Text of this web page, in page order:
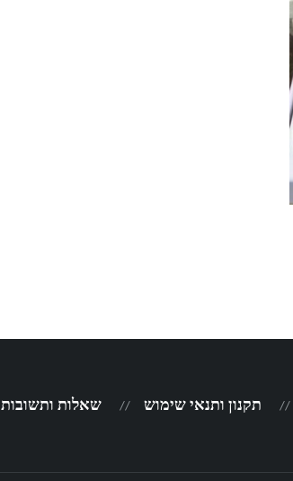
תקנון ותנאי שימוש שאלות ותשובות